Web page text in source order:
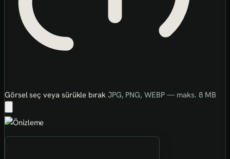
Görsel seç veya sürükle bırak JPG, PNG, WEBP — maks. 8 MB